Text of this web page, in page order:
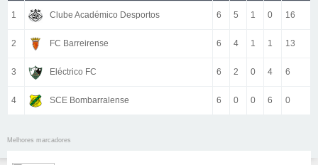
1 Clube Académico Desportos 6 5 1 0 16
2 FC Barreirense 6 4 1 1 13
3 Eléctrico FC 6 2 0 4 6
4 SCE Bombarralense 6 0 0 6 0
Melhores marcadores